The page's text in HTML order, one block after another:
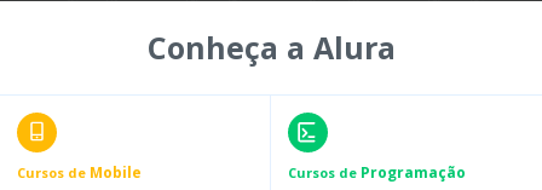
Conheça a Alura
Cursos de Mobile Cursos de Programação